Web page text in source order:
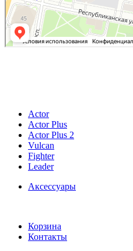
Actor
Actor Plus
Actor Plus 2
Vulcan
Fighter
Leader
Аксессуары
Корзина
Контакты